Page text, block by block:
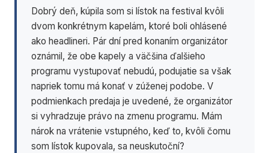
Dobrý deň, kúpila som si lístok na festival kvôli
dvom konkrétnym kapelám, ktoré boli ohlásené
ako headlineri. Pár dní pred konaním organizátor
oznámil, že obe kapely a väčšina ďalšieho
programu vystupovať nebudú, podujatie sa však
napriek tomu má konať v zúženej podobe. V
podmienkach predaja je uvedené, že organizátor
si vyhradzuje právo na zmenu programu. Mám
nárok na vrátenie vstupného, keď to, kvôli čomu
som lístok kupovala, sa neuskutoční?